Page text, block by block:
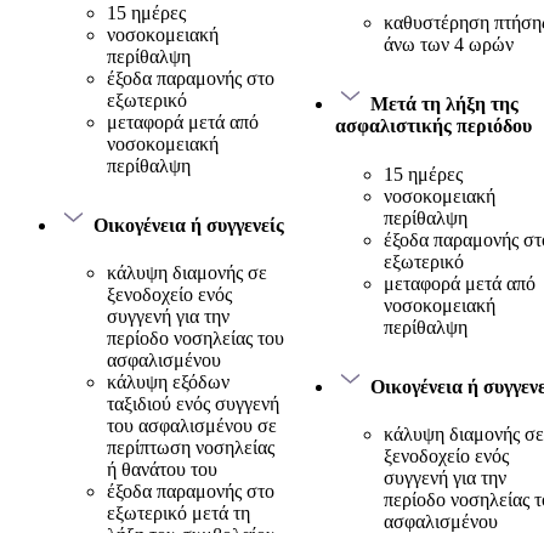
15 ημέρες
νοσοκομειακή
περίθαλψη
έξοδα παραμονής στο
εξωτερικό
μεταφορά μετά από
νοσοκομειακή
περίθαλψη
Οικογένεια ή συγγενείς
κάλυψη διαμονής σε
ξενοδοχείο ενός
συγγενή για την
περίοδο νοσηλείας του
ασφαλισμένου
κάλυψη εξόδων
ταξιδιού ενός συγγενή
του ασφαλισμένου σε
περίπτωση νοσηλείας
ή θανάτου του
έξοδα παραμονής στο
εξωτερικό μετά τη
καθυστέρηση
άνω των 4 ωρών
Μετά τη λήξη της
ασφαλιστικής περιόδου
15 ημέρες
νοσοκομειακή
περίθαλψη
έξοδα παραμονής
εξωτερικό
μεταφορά μετά από
νοσοκομειακή
περίθαλψη
Οικογένεια ή
κάλυψη διαμονής σε
ξενοδοχείο ενός
συγγενή για την
περίοδο νοσηλείας
ασφαλισμένου